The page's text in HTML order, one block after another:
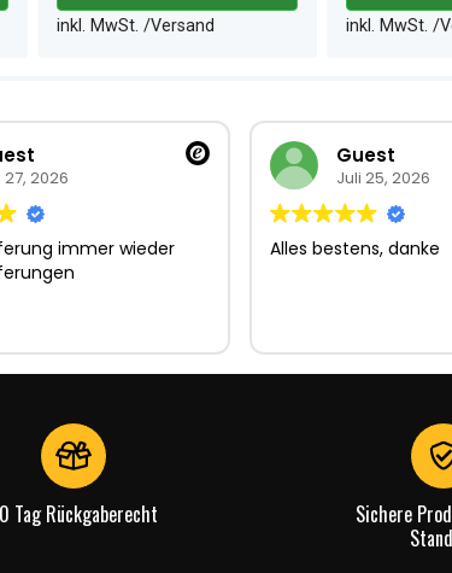
inkl. MwSt. /Versand inkl. MwSt. /
27, 2026
immer wieder
Guest
Juli 25, 2026
Alles bestens, danke
Tag Rückgaberecht
Sichere